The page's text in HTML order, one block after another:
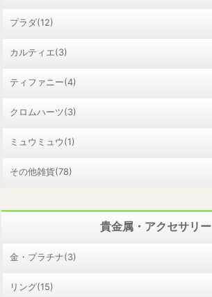
プラダ(12)
カルティエ(3)
ティファニー(4)
クロムハーツ(3)
ミュウミュウ(1)
その他雑貨(78)
貴金属・アクセサリー
金・プラチナ(3)
リング(15)